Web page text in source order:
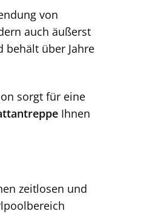
von
auch äußerst
behält über Jahre
sorgt für eine
Ihnen
zeitlosen und